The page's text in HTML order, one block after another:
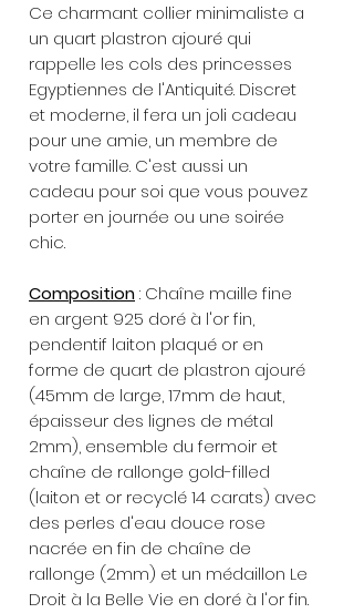
Ce charmant collier minimaliste a
un quart plastron ajouré qui
rappelle les cols des princesses
Egyptiennes de l'Antiquité. Discret
et moderne, il fera un joli cadeau
pour une amie, un membre de
votre famille. C'est aussi un
cadeau pour soi que vous pouvez
porter en journée ou une soirée
chic.
Composition: Chaîne maille fine
en argent 925 doré à l'or fin,
pendentif laiton plaqué or en
forme de quart de plastron ajouré
(45mm de large, 17mm de haut,
épaisseur des lignes de métal
2mm), ensemble du fermoir et
chaîne de rallonge gold-filled
(laiton et or recyclé 14 carats) avec
des perles d'eau douce rose
nacrée en fin de chaîne de
rallonge (2mm) et un médaillon Le
Droit à la Belle Vie en doré à l'or fin.